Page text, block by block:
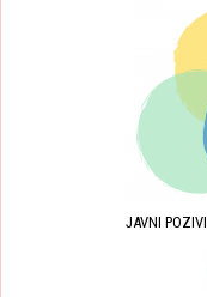
JAVNI POZIVI